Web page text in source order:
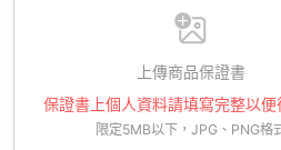
10. 個人資料利用之期間：比照商
須之保存期間（以期限最長者為準
以電子檔形式於我國境內供本公司
用，不移作其他用途。
11. 您可依個人資料保護法規定，就
上傳商品保證書
保證書上個人資料請填寫完整以便
限定5MB以下，JPG、PNG格